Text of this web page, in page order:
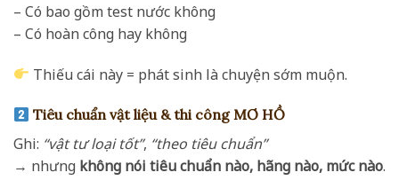
– Có bao gồm test nước không
– Có hoàn công hay không
Thiếu cái này = phát sinh là chuyện sớm muộn.
Tiêu chuẩn vật liệu & thi công MƠ HỒ
Ghi: “vật tư loại tốt”, “theo tiêu chuẩn”
→ nhưng không nói tiêu chuẩn nào, hãng nào, mức nào.